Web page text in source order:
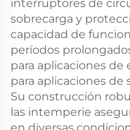
interruptores de
sobrecarga y
capacidad de
períodos
para aplicaciones
para aplicaciones
Su construcción
las intemperie